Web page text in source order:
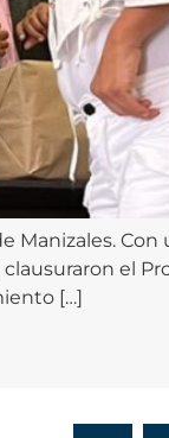
el
[…]